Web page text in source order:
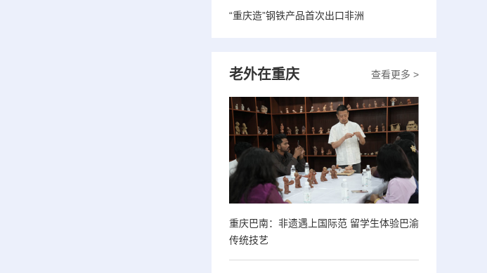
“重庆造”钢铁产品首次出口非洲
查看更多 >
老外在重庆
重庆巴南：非遗遇上国际范 留学生体验巴渝
传统技艺